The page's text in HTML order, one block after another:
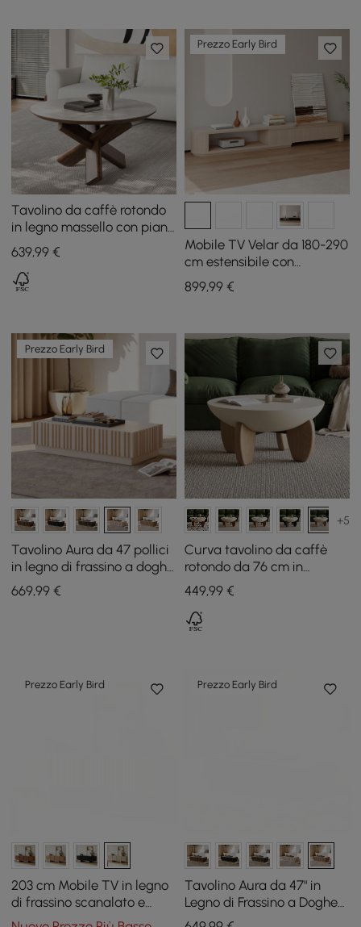
Tavolino da caffè rotondo
in legno massello con piano
in travertino da 35"
639,99 €
Prezzo Early Bird
Mobile TV Velar da 180-290
cm estensibile con
scanalature, piano in pietra
sinterizzata e 3 cassetti
899,99€
Prezzo Early Bird
Tavolino Aura da 47 pollici
in legno di frassino a doghe
con piano in pietra
sinterizzata
669,99 €
+5
Curva tavolino da caffè
rotondo da 76 cm in
cemento con gambe in
legno di frassino
449,99€
Prezzo Early Bird
203 cm Mobile TV in legno
di frassino scanalato e
sbiancato con armadietti
Prezzo Early Bird
Tavolino Aura da 47" in
Legno di Frassino a Doghe
con Piano in Pietra